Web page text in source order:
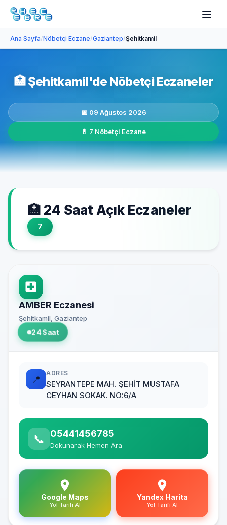
Ana Sayfa/Nöbetçi Eczane/Gaziantep/Şehitkamil
🏥Şehitkamil'de Nöbetçi Eczaneler
📅 09 Ağustos 2026
💊 7 Nöbetçi Eczane
🏥 24 Saat Açık Eczaneler
7
AMBER Eczanesi
Şehitkamil, Gaziantep
24 Saat
📍
ADRES
SEYRANTEPE MAH. ŞEHİT MUSTAFA
CEYHAN SOKAK. NO:6/A
📞 05441456785
Dokunarak Hemen Ara
Google Maps
Yol Tarifi Al
Yandex Harita
Yol Tarifi Al